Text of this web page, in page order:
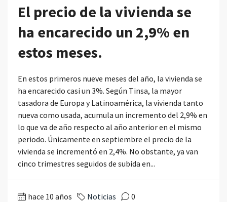
El precio de la vivienda se
ha encarecido un 2,9% en
estos meses.
En estos primeros nueve meses del año, la vivienda se
ha encarecido casi un 3%. Según Tinsa, la mayor
tasadora de Europa y Latinoamérica, la vivienda tanto
nueva como usada, acumula un incremento del 2,9% en
lo que va de año respecto al año anterior en el mismo
periodo. Únicamente en septiembre el precio de la
vivienda se incrementó en 2,4%. No obstante, ya van
cinco trimestres seguidos de subida en...
hace 10 años Noticias 0